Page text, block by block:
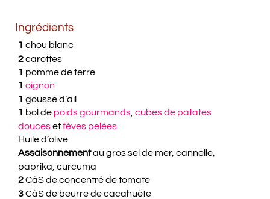
Ingrédients
1 chou blanc
2carottes
1 pomme de terre
1 oignon
1 gousse d’ail
1 bol de poids gourmands, cubes de patates
doucesetfèves pelées
Huile d’olive
Assaisonnementau gros sel de mer, cannelle,
paprika, curcuma
2CàS de concentré de tomate
3CàS de beurre de cacahuète